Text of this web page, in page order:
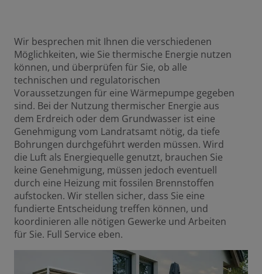
Wir besprechen mit Ihnen die verschiedenen
Möglichkeiten, wie Sie thermische Energie nutzen
können, und überprüfen für Sie, ob alle
technischen und regulatorischen
Voraussetzungen für eine Wärmepumpe gegeben
sind. Bei der Nutzung thermischer Energie aus
dem Erdreich oder dem Grundwasser ist eine
Genehmigung vom Landratsamt nötig, da tiefe
Bohrungen durchgeführt werden müssen. Wird
die Luft als Energiequelle genutzt, brauchen Sie
keine Genehmigung, müssen jedoch eventuell
durch eine Heizung mit fossilen Brennstoffen
aufstocken. Wir stellen sicher, dass Sie eine
fundierte Entscheidung treffen können, und
koordinieren alle nötigen Gewerke und Arbeiten
für Sie. Full Service eben.